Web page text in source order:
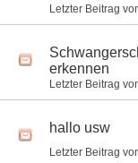
Letzter Beitrag
erkennen
Letzter Beitrag
hallo usw
Letzter Beitrag